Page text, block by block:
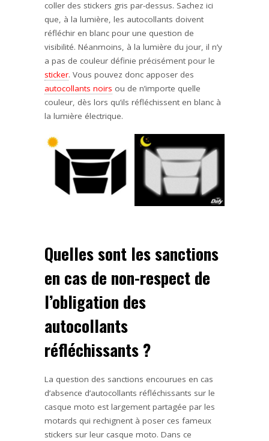
coller des stickers gris par-dessus. Sachez ici
que, à la lumière, les autocollants doivent
réfléchir en blanc pour une question de
visibilité. Néanmoins, à la lumière du jour, il n’y
a pas de couleur définie précisément pour le
sticker. Vous pouvez donc apposer des
autocollants noirs ou de n’importe quelle
couleur, dès lors qu’ils réfléchissent en blanc à
la lumière électrique.
Quelles sont les sanctions
en cas de non-respect de
l’obligation des
autocollants
réfléchissants ?
La question des sanctions encourues en cas
d’absence d’autocollants réfléchissants sur le
casque moto est largement partagée par les
motards qui rechignent à poser ces fameux
stickers sur leur casque moto. Dans ce